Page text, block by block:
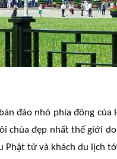
đảo nhỏ phía đông
chùa đẹp nhất thế giới
Phật tử và khách du lịch